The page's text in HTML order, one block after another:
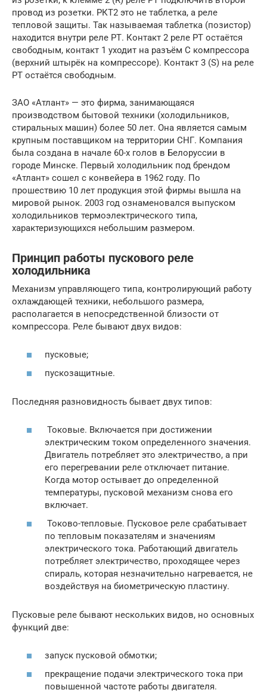
провод из розетки. РКТ2 это не таблетка, а реле
тепловой защиты. Так называемая таблетка (позистор)
находится внутри реле РТ. Контакт 2 реле РТ остаётся
свободным, контакт 1 уходит на разъём С компрессора
(верхний штырёк на компрессоре). Контакт 3 (S) на реле
РТ остаётся свободным.
ЗАО «Атлант» — это фирма, занимающаяся
производством бытовой техники (холодильников,
стиральных машин) более 50 лет. Она является самым
крупным поставщиком на территории СНГ. Компания
была создана в начале 60-х голов в Белоруссии в
городе Минске. Первый холодильник под брендом
«Атлант» сошел с конвейера в 1962 году. По
прошествию 10 лет продукция этой фирмы вышла на
мировой рынок. 2003 год ознаменовался выпуском
холодильников термоэлектрического типа,
характеризующихся небольшим размером.
Принцип работы пускового реле
холодильника
Механизм управляющего типа, контролирующий работу
охлаждающей техники, небольшого размера,
располагается в непосредственной близости от
компрессора. Реле бывают двух видов:
пусковые;
пускозащитные.
Последняя разновидность бывает двух типов:
Токовые. Включается при достижении
электрическим током определенного значения.
Двигатель потребляет это электричество, а при
его перегревании реле отключает питание.
Когда мотор остывает до определенной
температуры, пусковой механизм снова его
включает.
Токово-тепловые. Пусковое реле срабатывает
по тепловым показателям и значениям
электрического тока. Работающий двигатель
потребляет электричество, проходящее через
спираль, которая незначительно нагревается, не
воздействуя на биометрическую пластину.
Пусковые реле бывают нескольких видов, но основных
функций две:
запуск пусковой обмотки;
прекращение подачи электрического тока при
повышенной частоте работы двигателя.